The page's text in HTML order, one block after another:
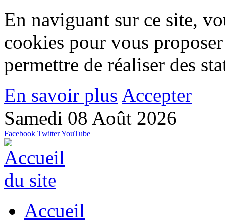
En naviguant sur ce site,
cookies pour vous
permettre de réaliser des
En savoir plus Accepter
Samedi 08 Août 2026
Facebook TwitterYouTube
Accueil